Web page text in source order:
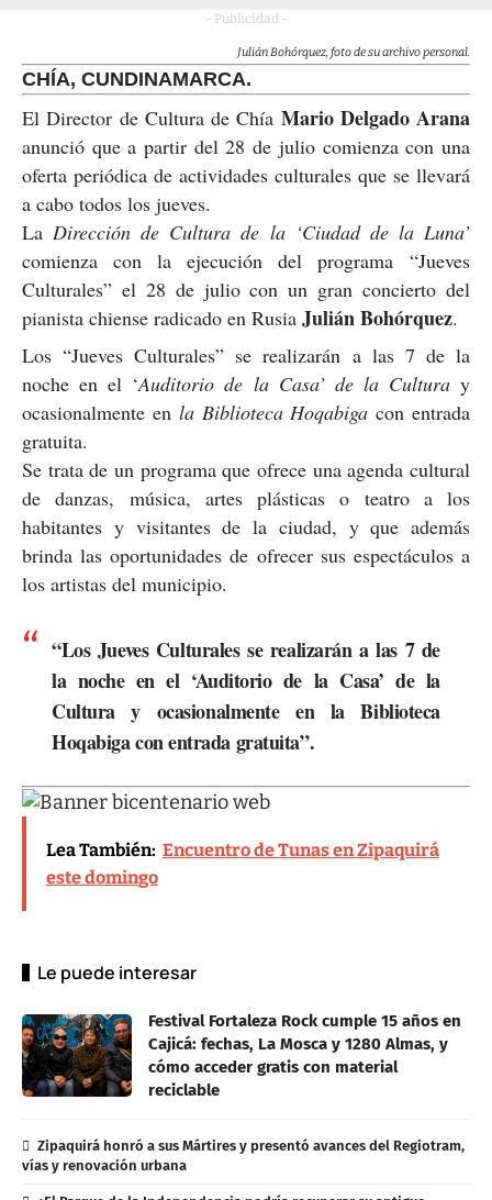
- Publicidad -
Julián Bohórquez, foto de su archivo personal.
CHÍA, CUNDINAMARCA.
El Director de Cultura de Chía Mario Delgado Arana
anunció que a partir del 28 de julio comienza con una
oferta periódica de actividades culturales que se llevará
a cabo todos los jueves.
LaDirección de Cultura de la ‘Ciudad de la Luna’
comienza con la ejecución del programa “Jueves
Culturales” el 28 de julio con un gran concierto del
pianista chiense radicado en Rusia Julián Bohórquez.
Los “Jueves Culturales” se realizarán a las 7 de la
noche en el ‘Auditorio de la Casa’ de la Culturay
ocasionalmente en la Biblioteca Hoqabiga con entrada
gratuita.
Se trata de un programa que ofrece una agenda cultural
de danzas, música, artes plásticas o teatro a los
habitantes y visitantes de la ciudad, y que además
brinda las oportunidades de ofrecer sus espectáculos a
los artistas del municipio.
“Los Jueves Culturales se realizarán a las 7 de
la noche en el ‘Auditorio de la Casa’ de la
Cultura y ocasionalmente en la Biblioteca
Hoqabiga con entrada gratuita”.
Lea También: Encuentro de Tunas en Zipaquirá
este domingo
Le puede interesar
Festival Fortaleza Rock cumple 15 años en
Cajicá: fechas, La Mosca y 1280 Almas, y
cómo acceder gratis con material
reciclable
Zipaquirá honró a sus Mártires y presentó avances del Regiotram,
vías y renovación urbana